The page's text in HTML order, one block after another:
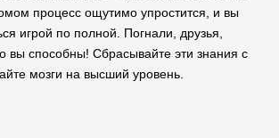
процесс ощутимо упростится, и вы
игрой по полной. Погнали, друзья,
вы способны! Сбрасывайте эти знания с
мозги на высший уровень.